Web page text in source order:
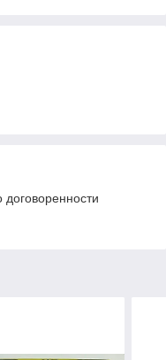
договоренности